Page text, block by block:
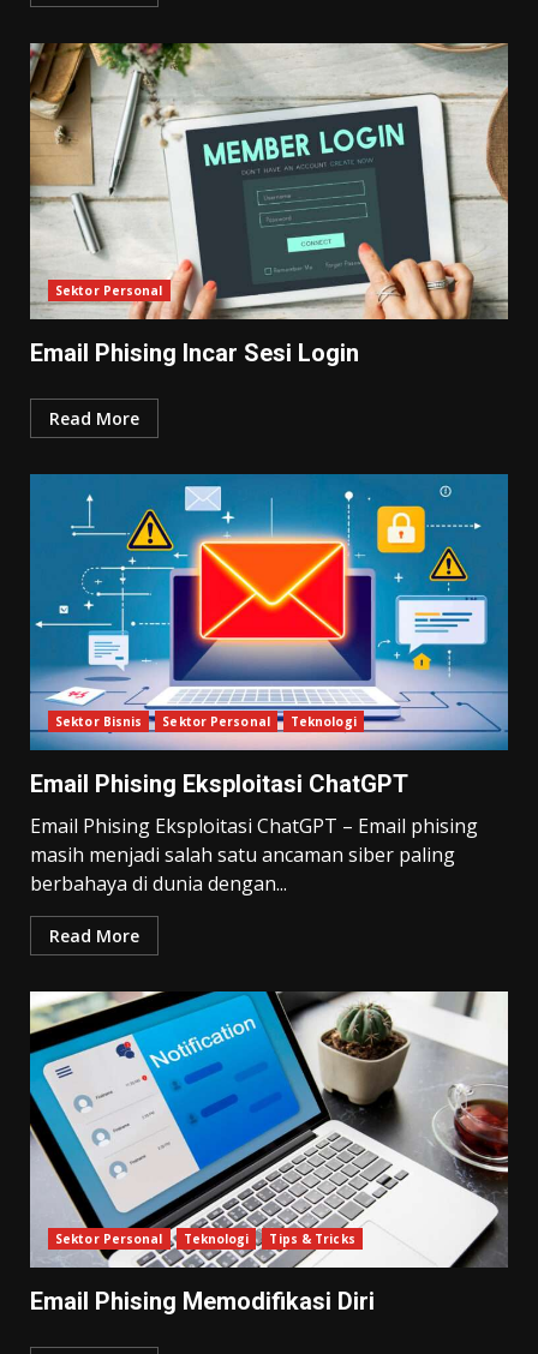
Sektor Personal
Email Phising Incar Sesi Login
Read More
Sektor Bisnis Sektor Personal Teknologi
Email Phising Eksploitasi ChatGPT
Email Phising Eksploitasi ChatGPT – Email phising
masih menjadi salah satu ancaman siber paling
berbahaya di dunia dengan...
Read More
Sektor Personal Teknologi Tips & Tricks
Email Phising Memodifikasi Diri